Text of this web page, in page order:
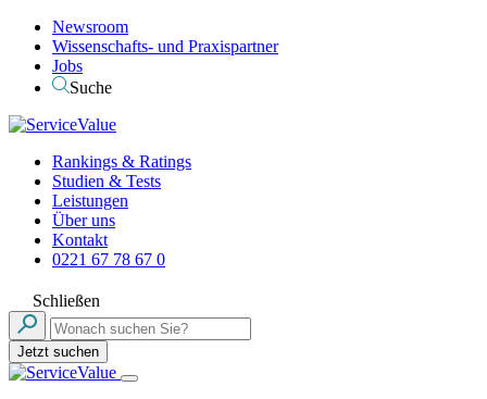
Newsroom
Wissenschafts- und Praxispartner
Jobs
Suche
Rankings & Ratings
Studien & Tests
Leistungen
Über uns
Kontakt
0221 67 78 67 0
Schließen
Jetzt suchen